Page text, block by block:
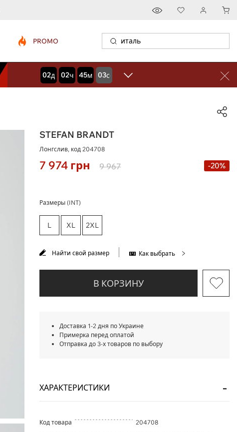
PROMO
02дней
02часов
45минут
02секунд
STEFAN BRANDT
Лонгслив, код204708
7 974 грн 9 967 -20%
Размеры (INT)
L XL 2XL
Найти свой размер Как выбрать
В КОРЗИНУ
Доставка 1-2 дня по Украине
Примерка перед оплатой
Отправка до 3-х товаров по выбору
ХАРАКТЕРИСТИКИ
Код товара
204708